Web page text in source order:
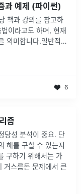
예제 (파이썬)
책과 강의를 참고하
이라고도 하며, 현재
의미합니다.일반적인
6
즘
당성 분석이 중요. 단
해를 구할 수 있는지
구하기 위해서는 가
거스름돈 문제에서 큰